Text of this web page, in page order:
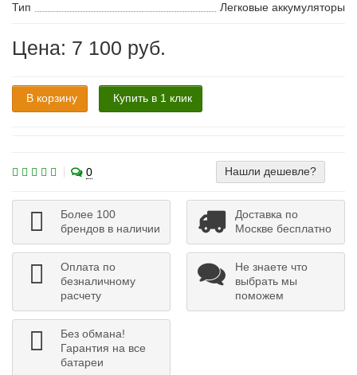
Тип
Легковые аккумуляторы
Цена: 7 100 руб.
В корзину Купить в 1 клик
0 Нашли дешевле?
Более 100
брендов в наличии
Доставка по
Москве бесплатно
Оплата по
безналичному
расчету
Не знаете что
выбрать мы
поможем
Без обмана!
Гарантия на все
батареи